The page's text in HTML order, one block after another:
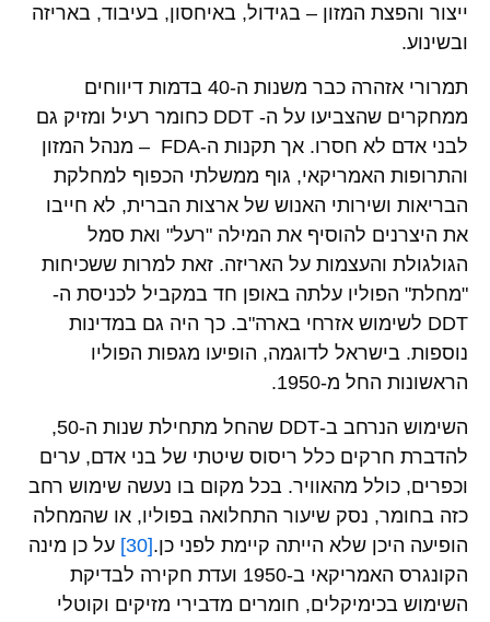
ייצור והפצת המזון – בגידול, באיחסון, בעיבוד, באריזה
ובשינוע.
תמרורי אזהרה כבר משנות ה-40 בדמות דיווחים
ממחקרים שהצביעו על ה- DDT כחומר רעיל ומזיק גם
לבני אדם לא חסרו. אך תקנות ה-FDA – מנהל המזון
והתרופות האמריקאי, גוף ממשלתי הכפוף למחלקת
הבריאות ושירותי האנוש של ארצות הברית, לא חייבו
את היצרנים להוסיף את המילה "רעל" ואת סמל
הגולגולת והעצמות על האריזה. זאת למרות ששכיחות
"מחלת" הפוליו עלתה באופן חד במקביל לכניסת ה-
DDT לשימוש אזרחי בארה"ב. כך היה גם במדינות
נוספות. בישראל לדוגמה, הופיעו מגפות הפוליו
הראשונות החל מ-1950.
השימוש הנרחב ב-DDT שהחל מתחילת שנות ה-50,
להדברת חרקים כלל ריסוס שיטתי של בני אדם, ערים
וכפרים, כולל מהאוויר. בכל מקום בו נעשה שימוש רחב
כזה בחומר, נסק שיעור התחלואה בפוליו, או שהמחלה
הופיעה היכן שלא הייתה קיימת לפני כן.[30]
על כן מינה
הקונגרס האמריקאי ב-1950 ועדת חקירה לבדיקת
השימוש בכימיקלים, חומרים מדבירי מזיקים וקוטלי